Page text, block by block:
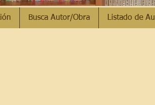
Busca Autor/Obra Listado de